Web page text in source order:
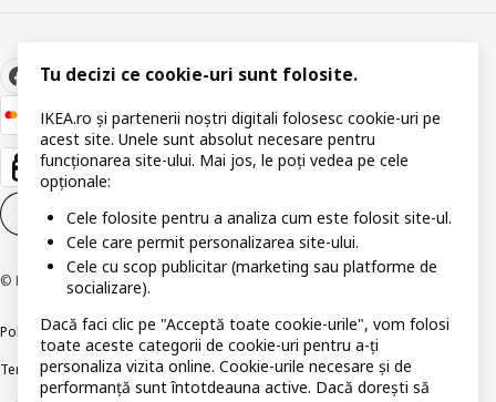
Setări pentru modulele cookie RO
© Inter IKEA Systems B.V 1999-2026
Politica de confidențialitatePolitica companiei IKEA privind modulele cookie
Termeni și CondițiiInformații despre IKEA Romania
Tu decizi ce cookie-uri sunt folosite.
IKEA.ro și partenerii noștri digitali folosesc cookie-uri pe
acest site. Unele sunt absolut necesare pentru
funcționarea site-ului. Mai jos, le poți vedea pe cele
opționale:
Cele folosite pentru a analiza cum este folosit site-ul.
Cele care permit personalizarea site-ului.
Cele cu scop publicitar (marketing sau platforme de
socializare).
Dacă faci clic pe "Acceptă toate cookie-urile", vom folosi
toate aceste categorii de cookie-uri pentru a-ți
personaliza vizita online. Cookie-urile necesare și de
performanță sunt întotdeauna active. Dacă dorești să